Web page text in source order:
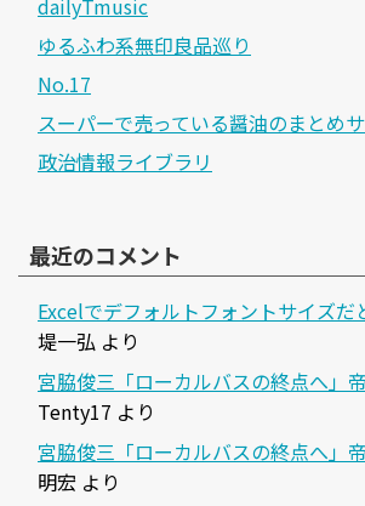
ゆるふわ系無印良品巡り
No.17
スーパーで売っている醤油のまとめ
政治情報ライブラリ
最近のコメント
Excelでデフォルトフォントサイズだ
堤一弘 より
宮脇俊三「ローカルバスの終点へ」
Tenty17 より
宮脇俊三「ローカルバスの終点へ」
明宏 より